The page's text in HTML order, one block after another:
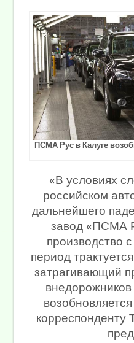
ПСМА Рус в Калуге
«В условиях
российском
дальнейшего
завод «ПСМА
производство
период
затрагивающий
корреспонденту